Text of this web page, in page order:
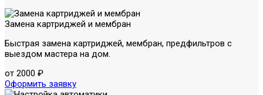
Замена картриджей и мембран
Быстрая замена картриджей, мембран, предфильтров с
выездом мастера на дом.
от 2000 ₽
Оформить заявку